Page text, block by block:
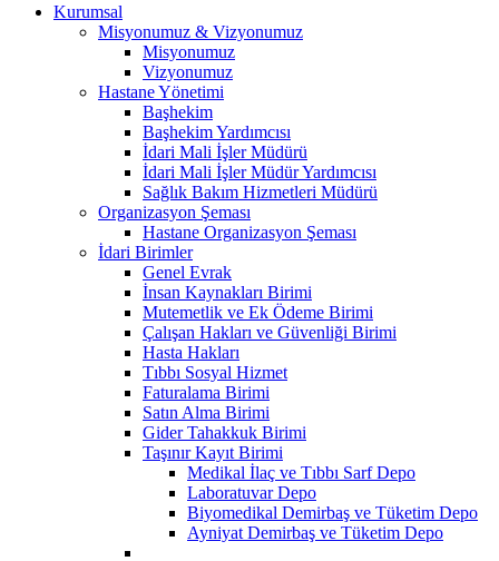
Kurumsal
Misyonumuz & Vizyonumuz
Misyonumuz
Vizyonumuz
Hastane Yönetimi
Başhekim
Başhekim Yardımcısı
İdari Mali İşler Müdürü
İdari Mali İşler Müdür Yardımcısı
Sağlık Bakım Hizmetleri Müdürü
Organizasyon Şeması
Hastane Organizasyon Şeması
İdari Birimler
Genel Evrak
İnsan Kaynakları Birimi
Mutemetlik ve Ek Ödeme Birimi
Çalışan Hakları ve Güvenliği Birimi
Hasta Hakları
Tıbbı Sosyal Hizmet
Faturalama Birimi
Satın Alma Birimi
Gider Tahakkuk Birimi
Taşınır Kayıt Birimi
Medikal İlaç ve Tıbbı Sarf Depo
Laboratuvar Depo
Biyomedikal Demirbaş ve Tüketim Depo
Ayniyat Demirbaş ve Tüketim Depo